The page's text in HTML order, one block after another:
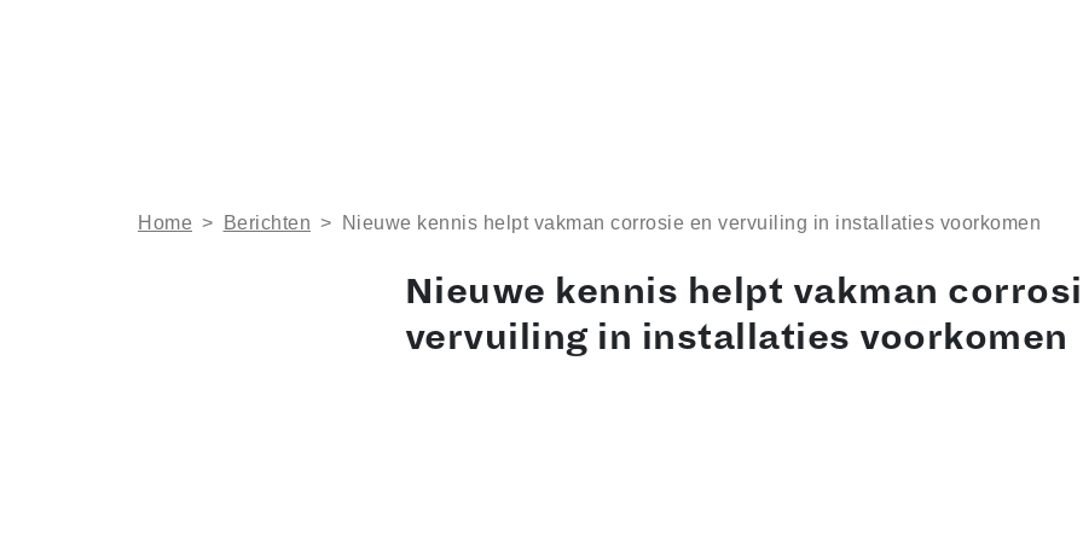
Home > Berichten > Nieuwe kennis helpt vakman corrosie en vervuiling in installaties voorkomen
Nieuwe kennis helpt vakman
vervuiling in installaties voorkomen